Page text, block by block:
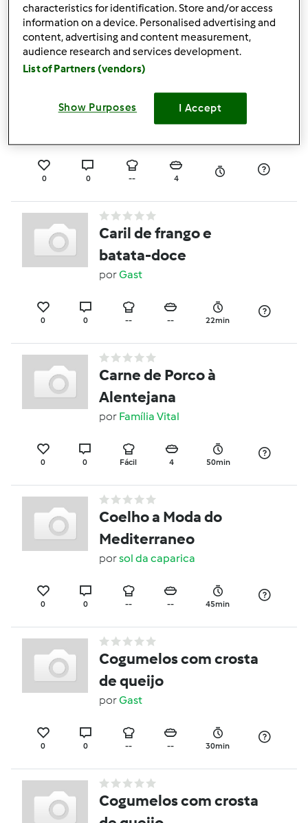
0 0 -- -- 1h 0min
Caril de Frango
ruimmmourao
0 0 -- 4
Caril de frango e
batata-doce
porGast
0 0 -- -- 22min
Carne de Porco à
Alentejana
por Família Vital
0 0 Fácil 4 50min
Coelho a Moda do
Mediterraneo
porsol da caparica
0 0 -- -- 45min
Cogumelos com crosta
de queijo
porGast
0 0 -- -- 30min
Cogumelos com crosta
characteristics for identification. Store and/or access
information on a device. Personalised advertising and
content, advertising and content measurement,
audience research and services development.
List of Partners (vendors)
Show Purposes I Accept